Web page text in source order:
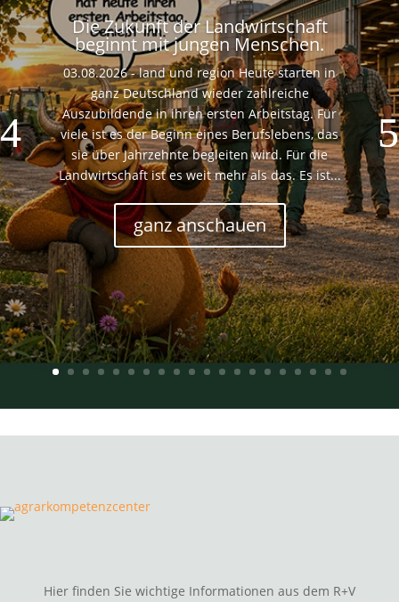
Die Zukunft der Landwirtschaft
beginnt mit jungen Menschen.
03.08.2026 - land und region Heute starten in
ganz Deutschland wieder zahlreiche
Auszubildende in ihren ersten Arbeitstag. Für
viele ist es der Beginn eines Berufslebens, das
sie über Jahrzehnte begleiten wird. Für die
Landwirtschaft ist es weit mehr als das. Es ist...
ganz anschauen
Hier finden Sie wichtige Informationen aus dem R+V